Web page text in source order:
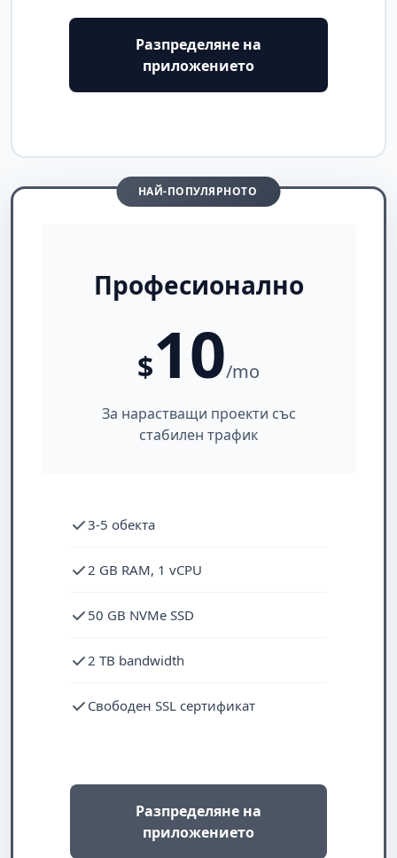
Разпределяне на
приложението
НАЙ-ПОПУЛЯРНОТО
Професионално
$10/mo
За нарастващи проекти със
стабилен трафик
3-5 обекта
2 GB RAM, 1 vCPU
50 GB NVMe SSD
2 TB bandwidth
Свободен SSL сертификат
Разпределяне на
приложението